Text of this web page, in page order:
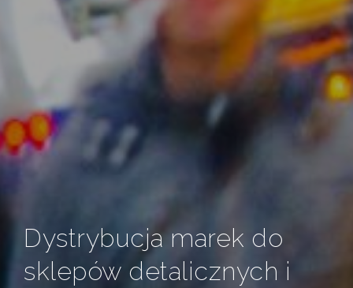
Dystrybucja marek do
sklepów detalicznych i